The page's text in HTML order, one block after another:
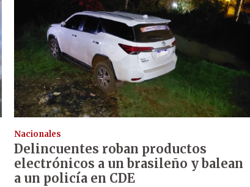
Nacionales
Delincuentes roban productos
electrónicos a un brasileño y balean
a un policía en CDE